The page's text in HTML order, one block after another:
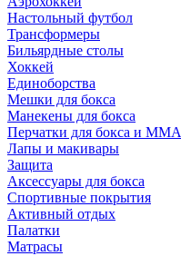
Настольный футбол
Трансформеры
Бильярдные столы
Хоккей
Единоборства
Мешки для бокса
Манекены для бокса
Перчатки для бокса и MMA
Лапы и макивары
Защита
Аксессуары для бокса
Спортивные покрытия
Активный отдых
Палатки
Матрасы